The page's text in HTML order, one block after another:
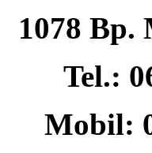
1078 Bp.
Tel.:
Mobil: